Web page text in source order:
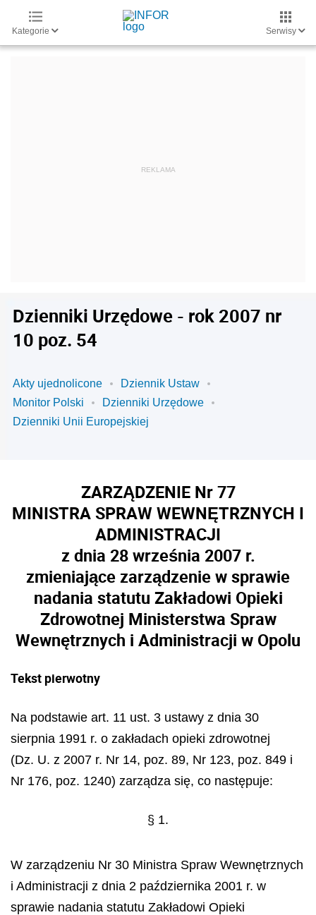
Kategorie Serwisy
Dzienniki Urzędowe - rok 2007 nr
10 poz. 54
Akty ujednolicone
Dziennik Ustaw
Monitor Polski
Dzienniki Urzędowe
Dzienniki Unii Europejskiej
ZARZĄDZENIE Nr 77
MINISTRA SPRAW WEWNĘTRZNYCH I
ADMINISTRACJI
z dnia 28 września 2007 r.
zmieniające zarządzenie w sprawie
nadania statutu Zakładowi Opieki
Zdrowotnej Ministerstwa Spraw
Wewnętrznych i Administracji w Opolu
Tekst pierwotny
Na podstawie art. 11 ust. 3 ustawy z dnia 30
sierpnia 1991 r. o zakładach opieki zdrowotnej
(Dz. U. z 2007 r. Nr 14, poz. 89, Nr 123, poz. 849 i
Nr 176, poz. 1240) zarządza się, co następuje:
§ 1.
W zarządzeniu Nr 30 Ministra Spraw Wewnętrznych
i Administracji z dnia 2 października 2001 r. w
sprawie nadania statutu Zakładowi Opieki